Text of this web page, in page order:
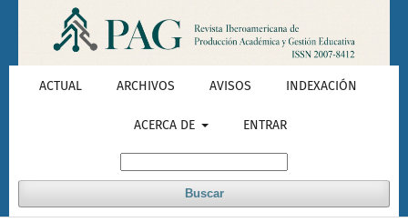
ACTUAL ARCHIVOS AVISOS INDEXACIÓN
ACERCA DE ENTRAR
Buscar